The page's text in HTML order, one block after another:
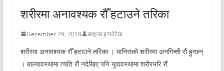
शरीरमा अनावश्यक रौँ हटाउने तरिका
December 29, 2018 साइन्स इन्फोटेक
शरीरमा अनावश्यक रौँ हटाउने तरिका । मानिसको शरीरमा अनगिन्ती रौं हुन्छन्
। बाल्यावस्थामा त्यति रौं नदेखिए पनि युवावस्थामा शरीरभरि रौं